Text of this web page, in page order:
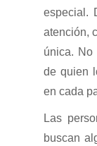
especial.
atención,
única. No
de quien
en cada
Las
buscan